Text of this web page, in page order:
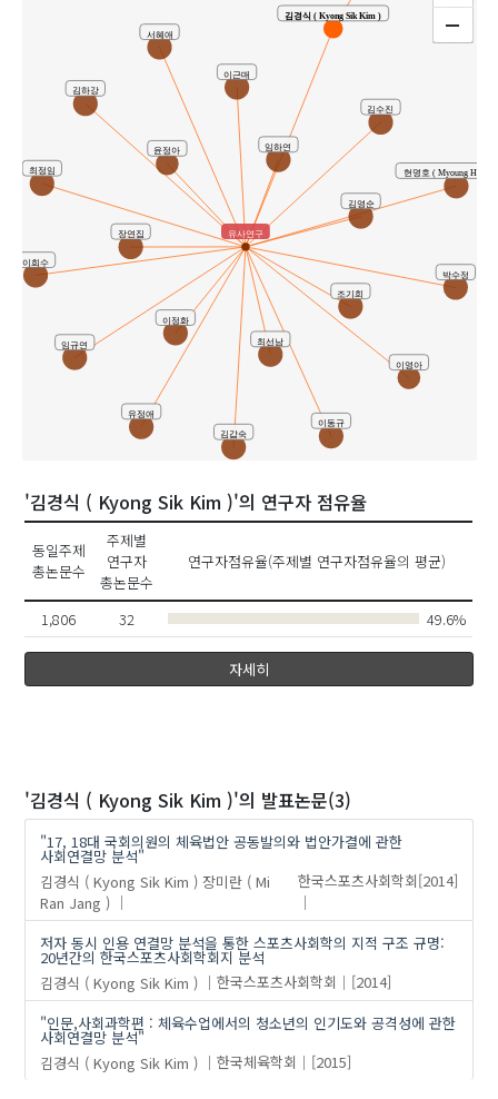
김갑숙
김수진
김영순
김하강
박수정
서혜애
유정애
윤정아
이근매
이동규
이영아
이정화
이희수
임규연
임하연
장연집
조기희
최선남
최정임 현명호 ( Myoung Ho
김경식 ( Kyong Sik Kim )
유사연구
'김경식 ( Kyong Sik Kim )'의 연구자 점유율
동일주제
총논문수
주제별
연구자
총논문수
연구자점유율(주제별 연구자점유율의 평균)
1,806 32 49.6%
자세히
'김경식 ( Kyong Sik Kim )'의 발표논문(3)
"17, 18대 국회의원의 체육법안 공동발의와 법안가결에 관한
사회연결망 분석"
김경식 ( Kyong Sik Kim ) 장미란 ( Mi
Ran Jang )
한국스포츠사회학회[2014]
저자 동시 인용 연결망 분석을 통한 스포츠사회학의 지적 구조 규명:
20년간의 한국스포츠사회학회지 분석
김경식 ( Kyong Sik Kim )
한국스포츠사회학회
[2014]
"인문,사회과학편 : 체육수업에서의 청소년의 인기도와 공격성에 관한
사회연결망 분석"
김경식 ( Kyong Sik Kim )
한국체육학회 [2015]